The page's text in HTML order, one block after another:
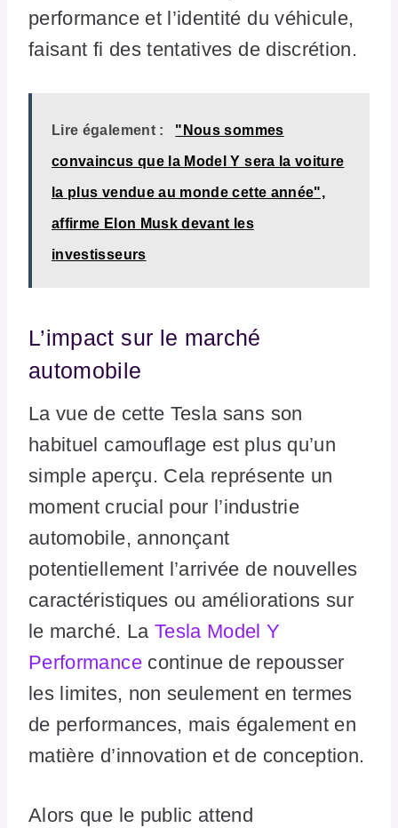
performance et l’identité du véhicule,
faisant fi des tentatives de discrétion.
Lire également : "Nous sommes
convaincus que la Model Y sera la voiture
la plus vendue au monde cette année",
affirme Elon Musk devant les
investisseurs
L’impact sur le marché
automobile
La vue de cette Tesla sans son
habituel camouflage est plus qu’un
simple aperçu. Cela représente un
moment crucial pour l’industrie
automobile, annonçant
potentiellement l’arrivée de nouvelles
caractéristiques ou améliorations sur
le marché. La Tesla Model Y
Performancecontinue de repousser
les limites, non seulement en termes
de performances, mais également en
matière d’innovation et de conception.
Alors que le public attend